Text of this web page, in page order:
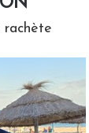
rachète